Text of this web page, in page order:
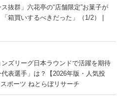
抜群」六花亭の“店舗限定”お菓子が
箱買いするべきだった」（1/2） |
ンズリーグ日本ラウンドで活躍を期待
表選手」は？【2026年版・人気投
ポーツ ねとらぼリサーチ